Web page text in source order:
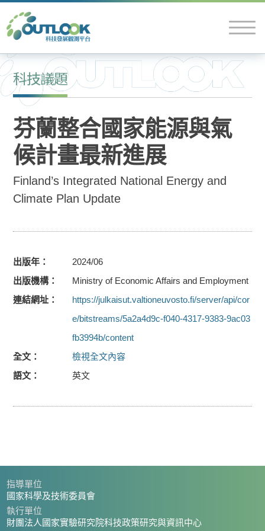
科技議題
芬蘭整合國家能源與氣
候計畫最新進展
Finland’s Integrated National Energy and
Climate Plan Update
出版年
2024/06
出版機構
Ministry of Economic Affairs and Employment
連結網址
https://julkaisut.valtioneuvosto.fi/server/api/cor
e/bitstreams/5a2a4d9c-f040-4317-9383-9ac03
fb3994b/content
全文
檢視全文內容
語文
英文
指導單位
國家科學及技術委員會
執行單位
財團法人國家實驗研究院科技政策研究與資訊中心